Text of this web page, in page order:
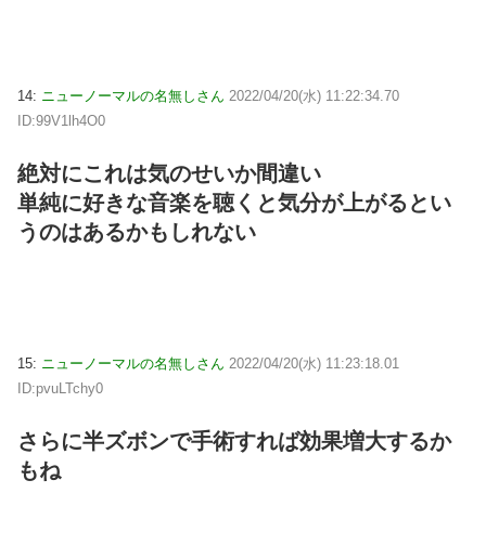
14: ニューノーマルの名無しさん 2022/04/20(水) 11:22:34.70
ID:99V1lh4O0
絶対にこれは気のせいか間違い
単純に好きな音楽を聴くと気分が上がるとい
うのはあるかもしれない
15: ニューノーマルの名無しさん 2022/04/20(水) 11:23:18.01
ID:pvuLTchy0
さらに半ズボンで手術すれば効果増大するか
もね